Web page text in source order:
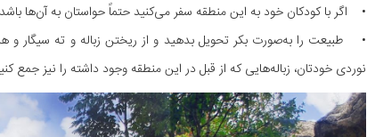
• اگر با کودکان خود به این منطقه سفر می‌کنید حتماً حواستان به آن‌ها
• طبیعت را به‌صورت بکر تحویل بدهید و از ریختن زباله و ته سیگار
نوردی خودتان، زباله‌هایی که از قبل در این منطقه وجود داشته را نیز جمع